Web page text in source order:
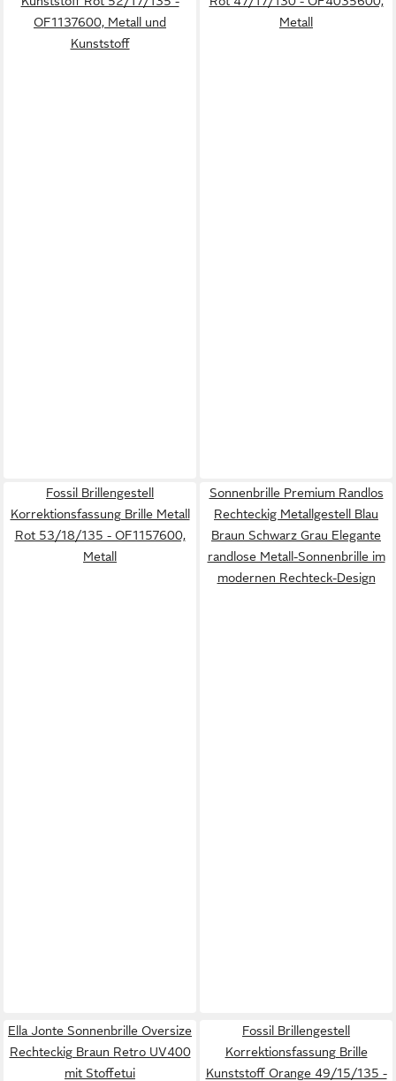
OF1137600, Metall und
Kunststoff
Metall
Fossil Brillengestell
Korrektionsfassung Brille Metall
Rot 53/18/135 - OF1157600,
Metall
Sonnenbrille Premium Randlos
Rechteckig Metallgestell Blau
Braun Schwarz Grau Elegante
randlose Metall-Sonnenbrille im
modernen Rechteck-Design
Ella Jonte Sonnenbrille Oversize
Rechteckig Braun Retro UV400
mit Stoffetui
Fossil Brillengestell
Korrektionsfassung Brille
Kunststoff Orange 49/15/135 -